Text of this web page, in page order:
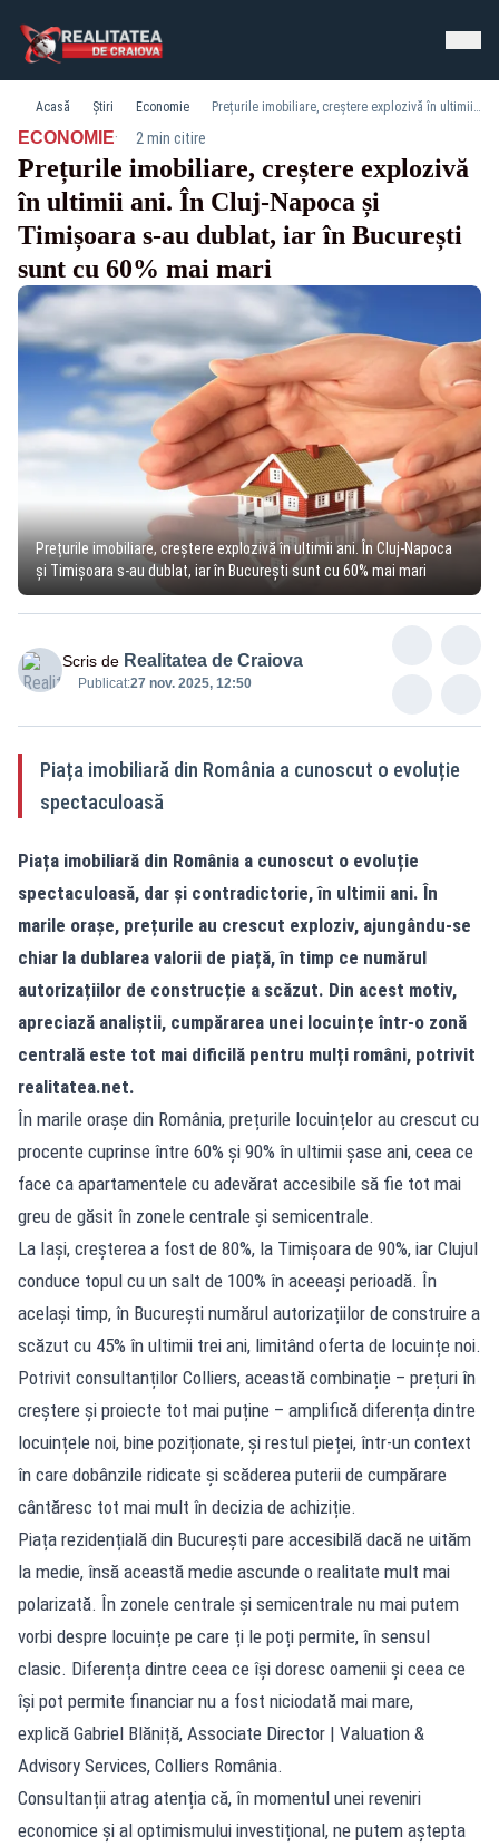
Acasă Știri Economie Prețurile imobiliare, creștere explozivă în ultimii ani. În Cluj-Napoca și Timișoara s-au dublat, iar în București sunt cu 60% mai mari
ECONOMIE· 2 min citire
Prețurile imobiliare, creștere explozivă
în ultimii ani. În Cluj-Napoca și
Timișoara s-au dublat, iar în București
sunt cu 60% mai mari
Prețurile imobiliare, creștere explozivă în ultimii ani. În Cluj-Napoca
și Timișoara s-au dublat, iar în București sunt cu 60% mai mari
Scris de Realitatea de Craiova
Publicat:27 nov. 2025, 12:50
Piața imobiliară din România a cunoscut o evoluție
spectaculoasă
Piața imobiliară din România a cunoscut o evoluție
spectaculoasă, dar și contradictorie, în ultimii ani. În
marile orașe, prețurile au crescut exploziv, ajungându-se
chiar la dublarea valorii de piață, în timp ce numărul
autorizațiilor de construcție a scăzut. Din acest motiv,
apreciază analiștii, cumpărarea unei locuințe într-o zonă
centrală este tot mai dificilă pentru mulți români, potrivit
realitatea.net.
În marile orașe din România, prețurile locuințelor au crescut cu
procente cuprinse între 60% și 90% în ultimii șase ani, ceea ce
face ca apartamentele cu adevărat accesibile să fie tot mai
greu de găsit în zonele centrale și semicentrale.
La Iași, creșterea a fost de 80%, la Timișoara de 90%, iar Clujul
conduce topul cu un salt de 100% în aceeași perioadă. În
același timp, în București numărul autorizațiilor de construire a
scăzut cu 45% în ultimii trei ani, limitând oferta de locuințe noi.
Potrivit consultanților Colliers, această combinație – prețuri în
creștere și proiecte tot mai puține – amplifică diferența dintre
locuințele noi, bine poziționate, și restul pieței, într-un context
în care dobânzile ridicate și scăderea puterii de cumpărare
cântăresc tot mai mult în decizia de achiziție.
Piața rezidențială din București pare accesibilă dacă ne uităm
la medie, însă această medie ascunde o realitate mult mai
polarizată. În zonele centrale și semicentrale nu mai putem
vorbi despre locuințe pe care ți le poți permite, în sensul
clasic. Diferența dintre ceea ce își doresc oamenii și ceea ce
își pot permite financiar nu a fost niciodată mai mare,
explică Gabriel Blăniță, Associate Director | Valuation &
Advisory Services, Colliers România.
Consultanții atrag atenția că, în momentul unei reveniri
economice și al optimismului investițional, ne putem aștepta